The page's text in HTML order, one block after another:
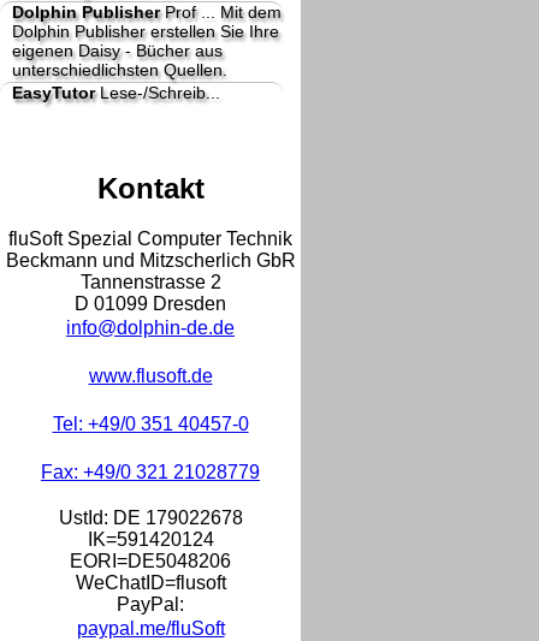
Dolphin PublisherProf ...
Mit dem
Dolphin Publisher erstellen Sie Ihre
eigenen Daisy - Bücher aus
unterschiedlichsten Quellen.
EasyTutorLese-/Schreib...
Kontakt
fluSoft Spezial Computer Technik
Beckmann und Mitzscherlich GbR
Tannenstrasse 2
D 01099 Dresden
info@dolphin-de.de
www.flusoft.de
Tel: +49/0 351 40457-0
Fax: +49/0 321 21028779
UstId: DE 179022678
IK=591420124
EORI=DE5048206
WeChatID=flusoft
PayPal:
paypal.me/fluSoft